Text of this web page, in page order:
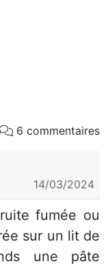
6 commentaires
14/03/2024
fumée ou
sur un lit de
une pâte